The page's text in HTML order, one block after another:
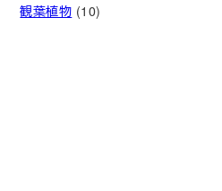
観葉植物 (10)